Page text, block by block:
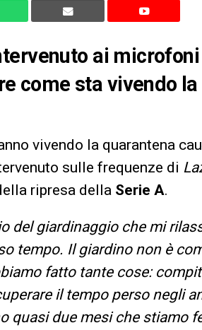
ai
come sta vivendo la
vivendo la quarantena
sulle frequenze di
ripresa della Serie A.
del giardinaggio che mi
tempo. Il giardino non è
fatto tante cose:
il tempo perso negli
quasi due mesi che stiamo